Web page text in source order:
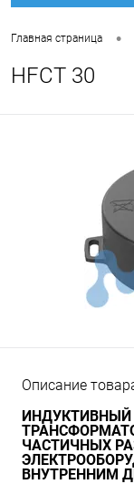
Главная страница •
HFCT 30
Описание
ЧАСТИЧНЫХ
ВНУТРЕННИМ